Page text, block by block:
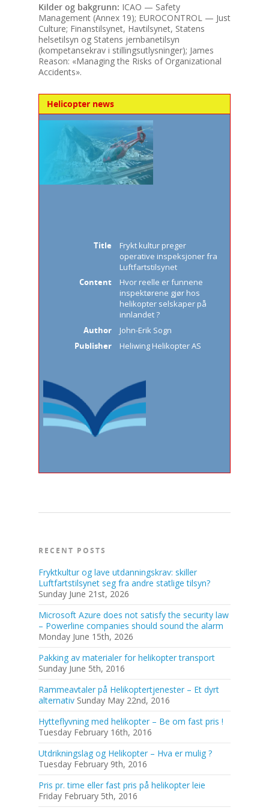
Kilder og bakgrunn: ICAO — Safety
Management (Annex 19); EUROCONTROL — Just
Culture; Finanstilsynet, Havtilsynet, Statens
helsetilsyn og Statens jernbanetilsyn
(kompetansekrav i stillingsutlysninger); James
Reason: «Managing the Risks of Organizational
Accidents».
Helicopter news
Title
Frykt kultur preger
operative inspeksjoner fra
Luftfartstilsynet
Content
Hvor reelle er funnene
inspektørene gjør hos
helikopter selskaper på
innlandet ?
Author
John-Erik Sogn
Publisher
Heliwing Helikopter AS
RECENT POSTS
Fryktkultur og lave utdanningskrav: skiller
Luftfartstilsynet seg fra andre statlige tilsyn?
Sunday June 21st, 2026
Microsoft Azure does not satisfy the security law
– Powerline companies should sound the alarm
Monday June 15th, 2026
Pakking av materialer for helikopter transport
Sunday June 5th, 2016
Rammeavtaler på Helikoptertjenester – Et dyrt
alternativ Sunday May 22nd, 2016
Hytteflyvning med helikopter – Be om fast pris !
Tuesday February 16th, 2016
Utdrikningslag og Helikopter – Hva er mulig ?
Tuesday February 9th, 2016
Pris pr. time eller fast pris på helikopter leie
Friday February 5th, 2016